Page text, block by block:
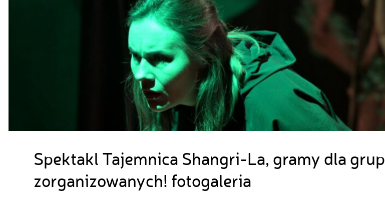
Spektakl Tajemnica Shangri-La, gramy dla grup
zorganizowanych! fotogaleria